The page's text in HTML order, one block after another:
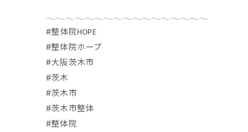
𓂃𓂃𓂃𓂃𓂃𓂃𓂃𓂃𓂃𓂃𓂃𓂃𓂃𓂃𓂃𓂃𓂃
⁡#整体院HOPE
#整体院ホープ
#大阪茨木市
#茨木
#茨木市
#茨木市整体
#整体院